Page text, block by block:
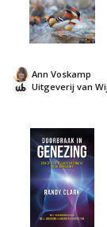
Uitgeverij van
Ann Voskamp